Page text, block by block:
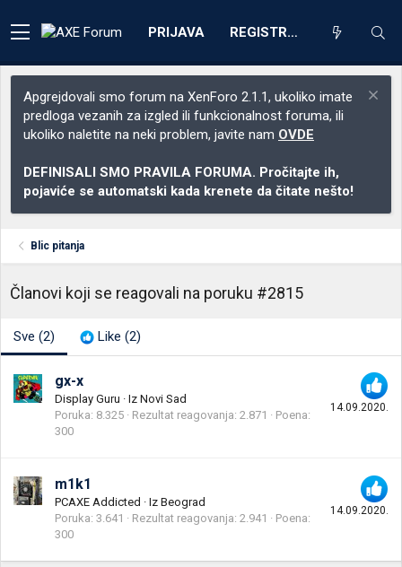
PRIJAVA REGISTRACIJA
Apgrejdovali smo forum na XenForo 2.1.1, ukoliko imate
predloga vezanih za izgled ili funkcionalnost foruma, ili
ukoliko naletite na neki problem, javite nam OVDE
DEFINISALI SMO PRAVILA FORUMA. Pročitajte ih,
pojaviće se automatski kada krenete da čitate nešto!
Blic pitanja
Članovi koji se reagovali na poruku #2815
Sve (2) Like (2)
14.09.2020.
gx-x
Display Guru · Iz Novi Sad
Poruka 8.325 Rezultat reagovanja 2.871
Poena
300
14.09.2020.
m1k1
PCAXE Addicted · Iz Beograd
Poruka 3.641 Rezultat reagovanja 2.941
Poena
300